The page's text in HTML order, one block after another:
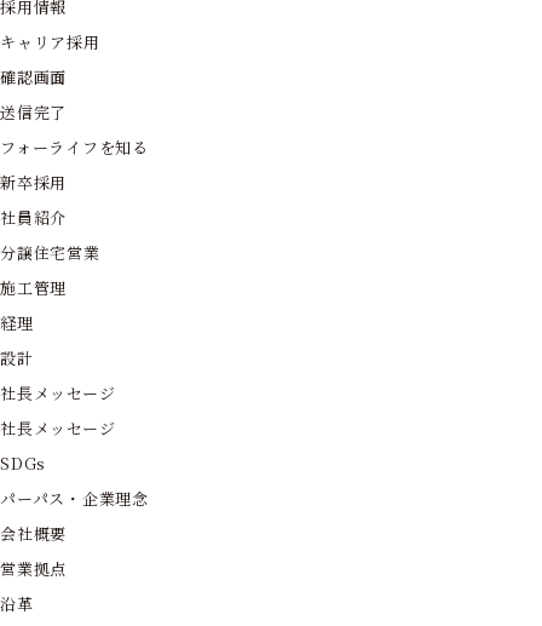
採用情報
キャリア採用
確認画面
送信完了
フォーライフを知る
新卒採用
社員紹介
分譲住宅営業
施工管理
経理
設計
社長メッセージ
社長メッセージ
SDGs
パーパス・企業理念
会社概要
営業拠点
沿革